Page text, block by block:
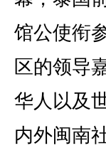
馆公使衔
区的领导
华人以及
内外闽南